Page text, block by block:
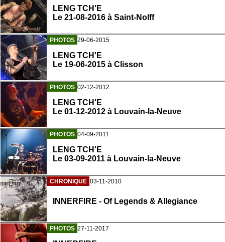
LENG TCH'E
Le 21-08-2016 à Saint-Nolff
PHOTOS 29-06-2015
LENG TCH'E
Le 19-06-2015 à Clisson
PHOTOS 02-12-2012
LENG TCH'E
Le 01-12-2012 à Louvain-la-Neuve
PHOTOS 04-09-2011
LENG TCH'E
Le 03-09-2011 à Louvain-la-Neuve
CHRONIQUE 03-11-2010
INNERFIRE - Of Legends & Allegiance
PHOTOS 27-11-2017